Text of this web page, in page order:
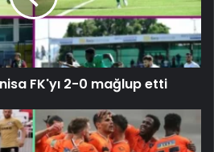
FK'yı 2-0 mağlup etti